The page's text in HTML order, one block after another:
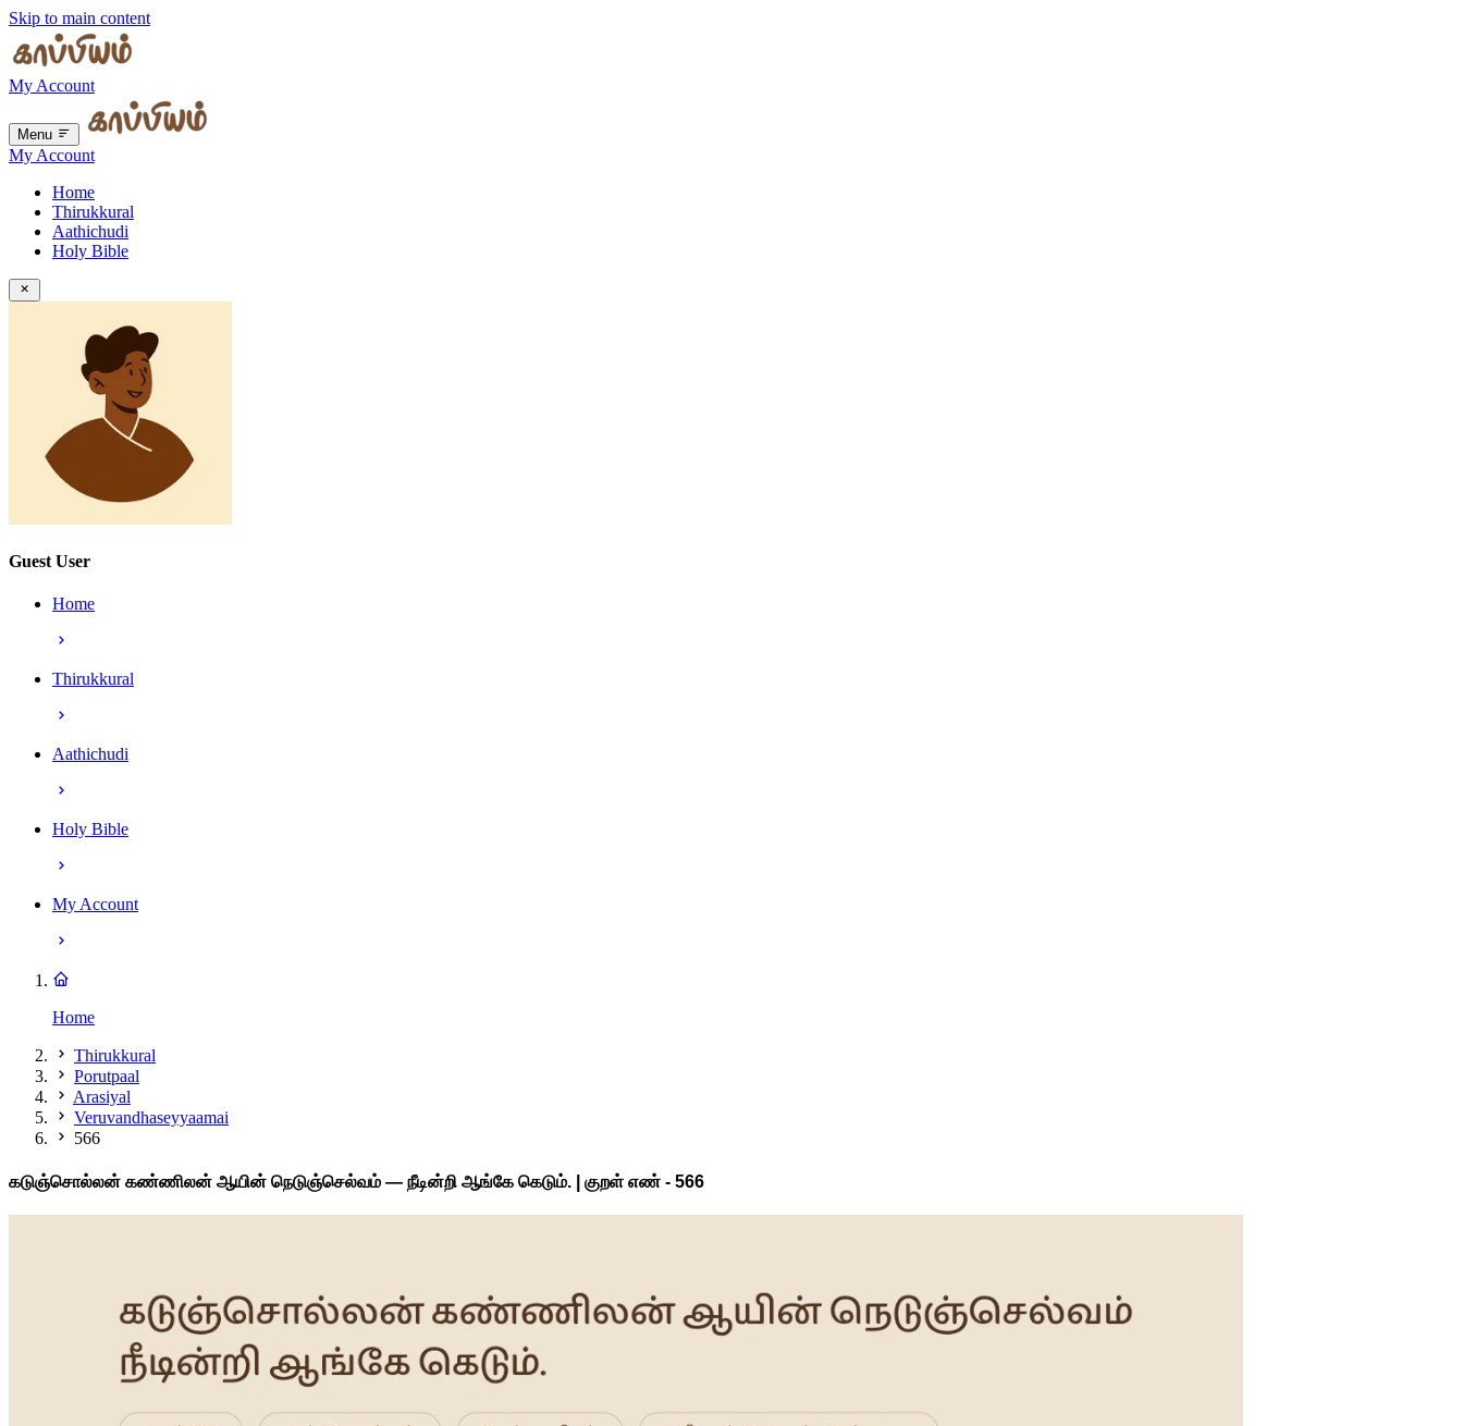
Skip to main content
My Account
Menu
My Account
Home
Thirukkural
Aathichudi
Holy Bible
Guest User
Home
Thirukkural
Aathichudi
Holy Bible
My Account
Home
Thirukkural
Porutpaal
Arasiyal
Veruvandhaseyyaamai
566
கடுஞ்சொல்லன் கண்ணிலன் ஆயின் நெடுஞ்செல்வம் — நீடின்றி ஆங்கே கெடும். | குறள் எண் - 566